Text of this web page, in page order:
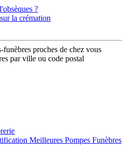
?
la crémation
proches de chez vous
par ville ou code postal
Meilleures Pompes Funèbres